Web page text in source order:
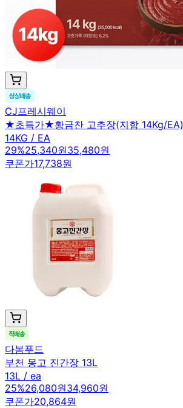
CJ프레시웨이
★초특가★황금찬 고추장(지함 14Kg/EA)
14KG / EA
29%25,340원35,480원
쿠폰가17,738원
다봄푸드
부천 몽고 진간장 13L
13L / ea
25%26,080원34,960원
쿠폰가20,864원